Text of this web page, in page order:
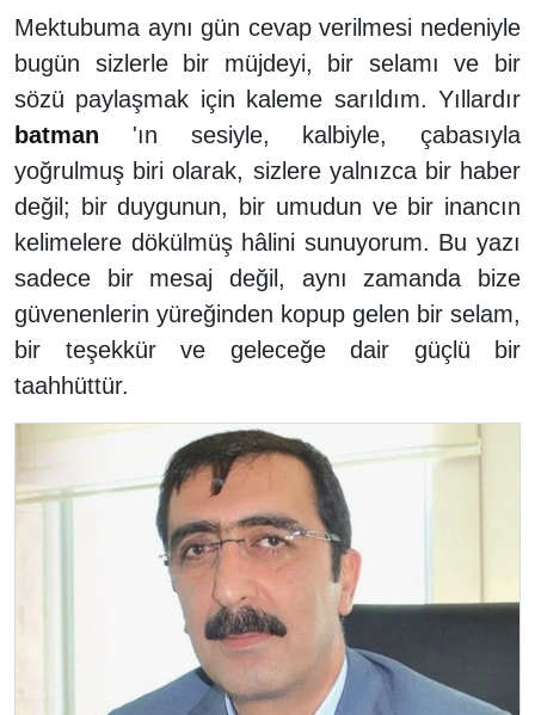
Mektubuma aynı gün cevap verilmesi nedeniyle
bugün sizlerle bir müjdeyi, bir selamı ve bir
sözü paylaşmak için kaleme sarıldım. Yıllardır
batman 'ın sesiyle, kalbiyle, çabasıyla
yoğrulmuş biri olarak, sizlere yalnızca bir haber
değil; bir duygunun, bir umudun ve bir inancın
kelimelere dökülmüş hâlini sunuyorum. Bu yazı
sadece bir mesaj değil, aynı zamanda bize
güvenenlerin yüreğinden kopup gelen bir selam,
bir teşekkür ve geleceğe dair güçlü bir
taahhüttür.